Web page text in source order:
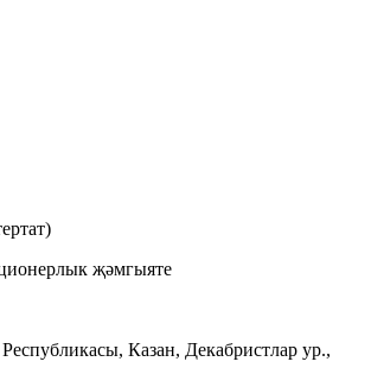
җәмгыяте
Казан, Декабристлар ур.,